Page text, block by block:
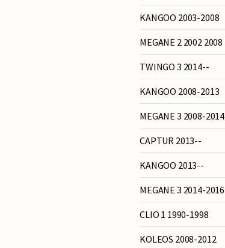
KANGOO 2003-2008
MEGANE 2 2002 2008
TWINGO 3 2014--
KANGOO 2008-2013
MEGANE 3 2008-2014
CAPTUR 2013--
KANGOO 2013--
MEGANE 3 2014-2016
CLIO 1 1990-1998
KOLEOS 2008-2012